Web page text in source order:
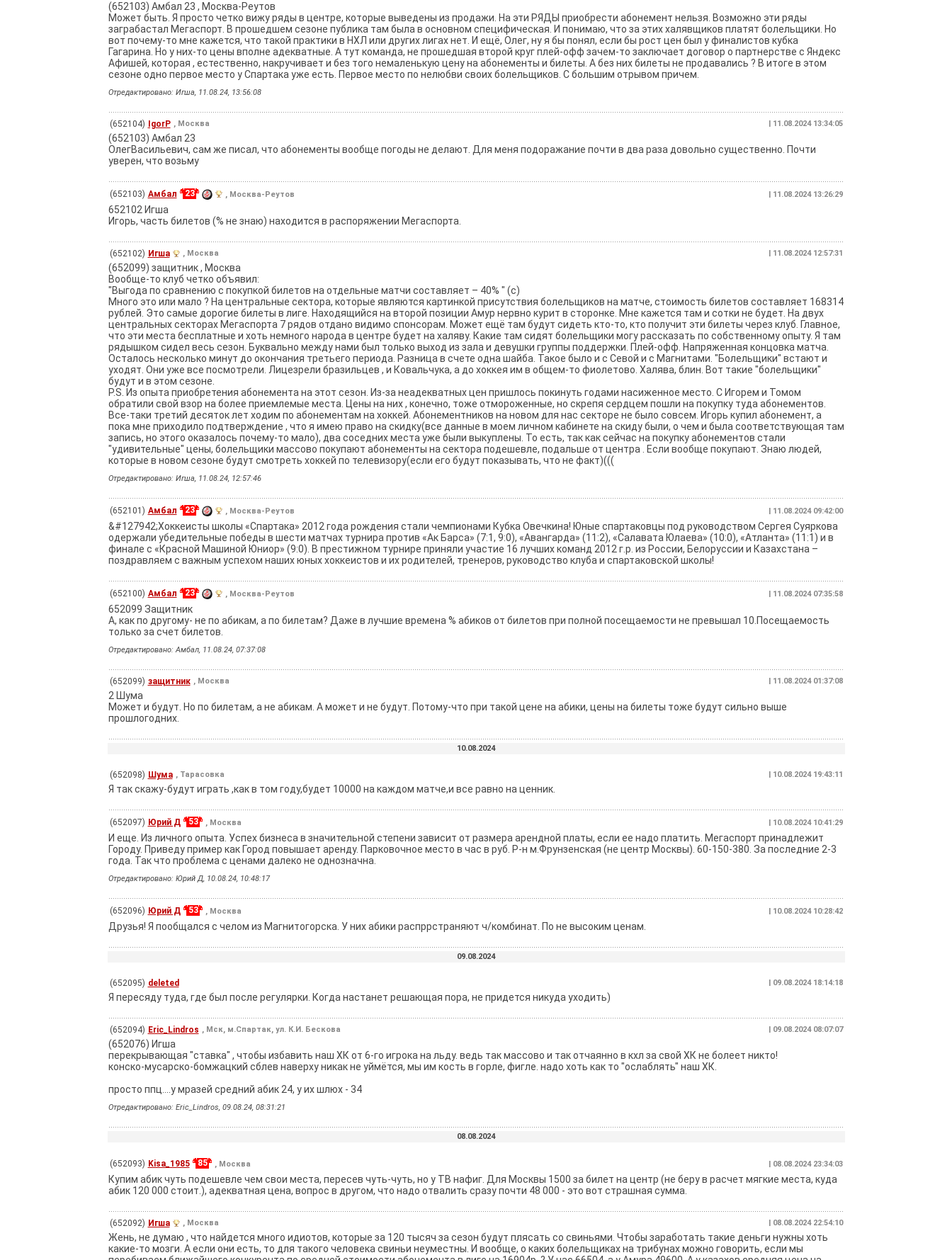
(652103) Амбал 23 , Москва-Реутов
Может быть. Я просто четко вижу ряды в центре, которые выведены из продажи. На эти РЯДЫ приобрести абонемент нельзя. Возможно эти ряды
заграбастал Мегаспорт. В прошедшем сезоне публика там была в основном специфическая. И понимаю, что за этих халявщиков платят болельщики. Но
вот почему-то мне кажется, что такой практики в НХЛ или других лигах нет. И ещё, Олег, ну я бы понял, если бы рост цен был у финалистов кубка
Гагарина. Но у них-то цены вполне адекватные. А тут команда, не прошедшая второй круг плей-офф зачем-то заключает договор о партнерстве с Яндекс
Афишей, которая , естественно, накручивает и без того немаленькую цену на абонементы и билеты. А без них билеты не продавались ? В итоге в этом
сезоне одно первое место у Спартака уже есть. Первое место по нелюбви своих болельщиков. С большим отрывом причем.
Отредактировано: Игша, 11.08.24, 13:56:08
(652104) IgorP , Москва | 11.08.2024 13:34:05
(652103) Амбал 23
ОлегВасильевич, сам же писал, что абонементы вообще погоды не делают. Для меня подоражание почти в два раза довольно существенно. Почти
уверен, что возьму
(652103) Амбал 23 , Москва-Реутов | 11.08.2024 13:26:29
652102 Игша
Игорь, часть билетов (% не знаю) находится в распоряжении Мегаспорта.
(652102) Игша , Москва | 11.08.2024 12:57:31
(652099) защитник , Москва
Вообще-то клуб четко объявил:
"Выгода по сравнению с покупкой билетов на отдельные матчи составляет – 40% " (с)
Много это или мало ? На центральные сектора, которые являются картинкой присутствия болельщиков на матче, стоимость билетов составляет 168314
рублей. Это самые дорогие билеты в лиге. Находящийся на второй позиции Амур нервно курит в сторонке. Мне кажется там и сотки не будет. На двух
центральных секторах Мегаспорта 7 рядов отдано видимо спонсорам. Может ещё там будут сидеть кто-то, кто получит эти билеты через клуб. Главное,
что эти места бесплатные и хоть немного народа в центре будет на халяву. Какие там сидят болельщики могу рассказать по собственному опыту. Я там
рядышком сидел весь сезон. Буквально между нами был только выход из зала и девушки группы поддержки. Плей-офф. Напряженная концовка матча.
Осталось несколько минут до окончания третьего периода. Разница в счете одна шайба. Такое было и с Севой и с Магнитами. "Болельщики" встают и
уходят. Они уже все посмотрели. Лицезрели бразильцев , и Ковальчука, а до хоккея им в общем-то фиолетово. Халява, блин. Вот такие "болельщики"
будут и в этом сезоне.
P.S. Из опыта приобретения абонемента на этот сезон. Из-за неадекватных цен пришлось покинуть годами насиженное место. С Игорем и Томом
обратили свой взор на более приемлемые места. Цены на них , конечно, тоже отмороженные, но скрепя сердцем пошли на покупку туда абонементов.
Все-таки третий десяток лет ходим по абонементам на хоккей. Абонементников на новом для нас секторе не было совсем. Игорь купил абонемент, а
пока мне приходило подтверждение , что я имею право на скидку(все данные в моем личном кабинете на скиду были, о чем и была соответствующая там
запись, но этого оказалось почему-то мало), два соседних места уже были выкуплены. То есть, так как сейчас на покупку абонементов стали
"удивительные" цены, болельщики массово покупают абонементы на сектора подешевле, подальше от центра . Если вообще покупают. Знаю людей,
которые в новом сезоне будут смотреть хоккей по телевизору(если его будут показывать, что не факт)(((
Отредактировано: Игша, 11.08.24, 12:57:46
(652101) Амбал 23 , Москва-Реутов | 11.08.2024 09:42:00
&#127942;Хоккеисты школы «Спартака» 2012 года рождения стали чемпионами Кубка Овечкина! Юные спартаковцы под руководством Сергея Суяркова
одержали убедительные победы в шести матчах турнира против «Ак Барса» (7:1, 9:0), «Авангарда» (11:2), «Салавата Юлаева» (10:0), «Атланта» (11:1) и в
финале с «Красной Машиной Юниор» (9:0). В престижном турнире приняли участие 16 лучших команд 2012 г.р. из России, Белоруссии и Казахстана –
поздравляем с важным успехом наших юных хоккеистов и их родителей, тренеров, руководство клуба и спартаковской школы!
(652100) Амбал 23 , Москва-Реутов | 11.08.2024 07:35:58
652099 Защитник
А, как по другому- не по абикам, а по билетам? Даже в лучшие времена % абиков от билетов при полной посещаемости не превышал 10.Посещаемость
только за счет билетов.
Отредактировано: Амбал, 11.08.24, 07:37:08
(652099) защитник , Москва | 11.08.2024 01:37:08
2 Шума
Может и будут. Но по билетам, а не абикам. А может и не будут. Потому-что при такой цене на абики, цены на билеты тоже будут сильно выше
прошлогодних.
10.08.2024
(652098) Шума , Тарасовка | 10.08.2024 19:43:11
Я так скажу-будут играть ,как в том году,будет 10000 на каждом матче,и все равно на ценник.
(652097) Юрий Д 53 , Москва | 10.08.2024 10:41:29
И еще. Из личного опыта. Успех бизнеса в значительной степени зависит от размера арендной платы, если ее надо платить. Мегаспорт принадлежит
Городу. Приведу пример как Город повышает аренду. Парковочное место в час в руб. Р-н м.Фрунзенская (не центр Москвы). 60-150-380. За последние 2-3
года. Так что проблема с ценами далеко не однозначна.
Отредактировано: Юрий Д, 10.08.24, 10:48:17
(652096) Юрий Д 53 , Москва | 10.08.2024 10:28:42
Друзья! Я пообщался с челом из Магнитогорска. У них абики распррстраняют ч/комбинат. По не высоким ценам.
09.08.2024
(652095) deleted | 09.08.2024 18:14:18
Я пересяду туда, где был после регулярки. Когда настанет решающая пора, не придется никуда уходить)
(652094) Eric_Lindros , Мск, м.Спартак, ул. К.И. Бескова | 09.08.2024 08:07:07
(652076) Игша
перекрывающая "ставка" , чтобы избавить наш ХК от 6-го игрока на льду. ведь так массово и так отчаянно в кхл за свой ХК не болеет никто!
конско-мусарско-бомжацкий сблев наверху никак не уймётся, мы им кость в горле, фигле. надо хоть как то "ослаблять" наш ХК.
просто ппц....у мразей средний абик 24, у их шлюх - 34
Отредактировано: Eric_Lindros, 09.08.24, 08:31:21
08.08.2024
(652093) Kisa_1985 85 , Москва | 08.08.2024 23:34:03
Купим абик чуть подешевле чем свои места, пересев чуть-чуть, но у ТВ нафиг. Для Москвы 1500 за билет на центр (не беру в расчет мягкие места, куда
абик 120 000 стоит.), адекватная цена, вопрос в другом, что надо отвалить сразу почти 48 000 - это вот страшная сумма.
(652092) Игша , Москва | 08.08.2024 22:54:10
Жень, не думаю , что найдется много идиотов, которые за 120 тысяч за сезон будут плясать со свиньями. Чтобы заработать такие деньги нужны хоть
какие-то мозги. А если они есть, то для такого человека свиньи неуместны. И вообще, о каких болельщиках на трибунах можно говорить, если мы